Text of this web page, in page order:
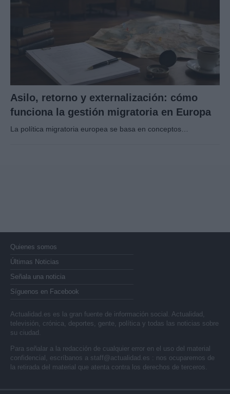
Asilo, retorno y externalización: cómo
funciona la gestión migratoria en Europa
La política migratoria europea se basa en conceptos…
Quienes somos
Últimas Noticias
Señala una noticia
Síguenos en Facebook
Actualidad.es es la gran fuente de información social. Actualidad,
televisión, crónica, deportes, gente, política y todas las noticias sobre
su ciudad.
Para señalar a la redacción de cualquier error en el uso del material
confidencial, escríbanos a staff@actualidad.es : nos ocuparemos de
la retirada del material que atenta contra los derechos de terceros.